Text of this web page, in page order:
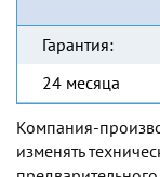
Гарантия:
24 месяца
Компания-
изменять